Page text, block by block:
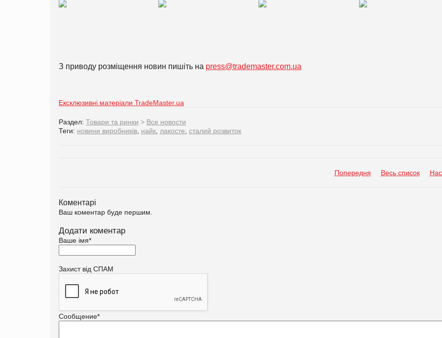
З приводу розміщення новин пишіть на press@trademaster.com.ua
Ексклюзивні матеріали TradeMaster.ua
Раздел: Товари та ринки > Все новости
Теги: новини виробників найк лакосте сталий розвиток
Попередня Весь список
Коментарі
Ваш коментар буде першим.
Додати коментар
Ваше імя*
Захист від СПАМ
Сообщение*